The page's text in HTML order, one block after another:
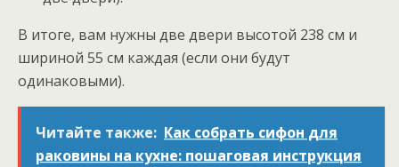
В итоге, вам нужны две двери высотой 238 см и
шириной 55 см каждая (если они будут
одинаковыми).
Читайте также: Как собрать сифон для
раковины на кухне: пошаговая инструкция